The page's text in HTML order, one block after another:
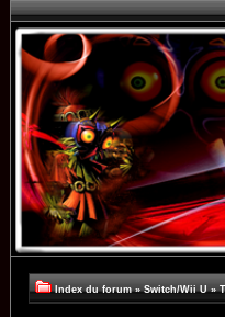
Index du forum » Switch/Wii U »